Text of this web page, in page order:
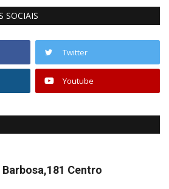
SOCIAIS
Twitter
Youtube
Barbosa,181 Centro